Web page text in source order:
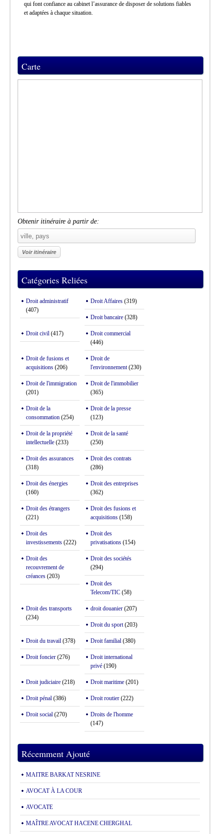
qui font confiance au cabinet l’assurance de disposer de solutions fiables
et adaptées à chaque situation.
Carte
Obtenir itinéraire à partir de:
Catégories Reliées
Droit administratif
(407)
Droit Affaires (319)
Droit bancaire (328)
Droit civil (417)
Droit commercial
(446)
Droit de fusions et
acquisitions (206)
Droit de
l'environnement(230)
Droit de l'immigration
(201)
Droit de l'immobilier
(365)
Droit de la
consommation (254)
Droit de la presse
(123)
Droit de la propriété
intellectuelle (233)
Droit de la santé
(250)
Droit des assurances
(318)
Droit des contrats
(286)
Droit des énergies
(160)
Droit des entreprises
(362)
Droit des étrangers
(221)
Droit des fusions et
acquisitions (158)
Droit des
investissements (222)
Droit des
privatisations (154)
Droit des
recouvrement de
créances (203)
Droit des sociétés
(294)
Droit des
Telecom/TIC (58)
Droit des transports
(234)
droit douanier (207)
Droit du sport(203)
Droit du travail (378) Droit familial (380)
Droit foncier (276)
Droit international
privé (190)
Droit judiciaire (218) Droit maritime (201)
Droit pénal (386) Droit routier (222)
Droit social (270)
Droits de l'homme
(147)
Récemment Ajouté
MAITRE BARKAT NESRINE
AVOCAT À LA COUR
AVOCATE
MAÎTRE AVOCAT HACENE CHERGHAL